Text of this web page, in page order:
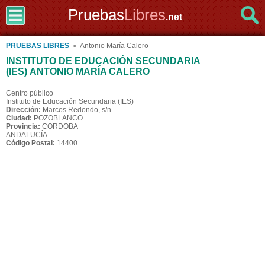
PruebasLibres.net
PRUEBAS LIBRES » Antonio María Calero
INSTITUTO DE EDUCACIÓN SECUNDARIA
(IES) ANTONIO MARÍA CALERO
Centro público
Instituto de Educación Secundaria (IES)
Dirección: Marcos Redondo, s/n
Ciudad: POZOBLANCO
Provincia: CORDOBA
ANDALUCÍA
Código Postal: 14400